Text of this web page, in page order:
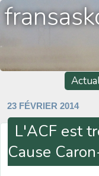
23 FÉVRIER 2014
L'ACF est
Cause